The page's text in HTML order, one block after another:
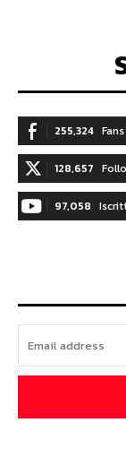
255,324 Fans
128,657
97,058